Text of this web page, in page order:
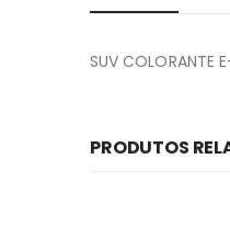
SUV COLORANTE
PRODUTOS